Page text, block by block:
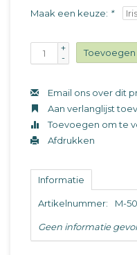
Maak een keuze: *
+
-
Email ons over dit
Aan verlanglijst
Toevoegen om te
Afdrukken
Informatie
Artikelnummer: M-
Geen informatie